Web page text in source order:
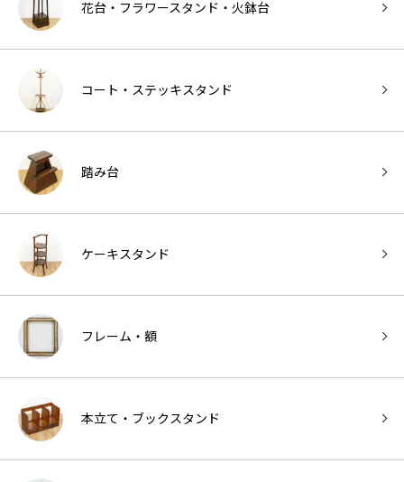
花台・フラワースタンド・火鉢台
コート・ステッキスタンド
踏み台
ケーキスタンド
フレーム・額
本立て・ブックスタンド